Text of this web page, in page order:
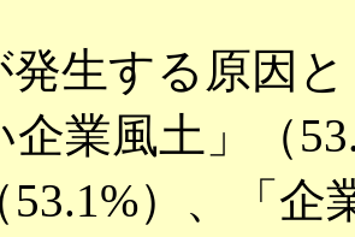
発生する原因
企業風土」（
53.1%）、「